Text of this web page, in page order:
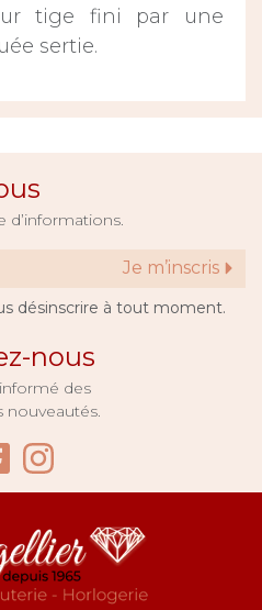
tige fini par une
sertie.
d’informations.
Je m’inscris
désinscrire à tout moment.
nous
des
nouveautés.
Facebook